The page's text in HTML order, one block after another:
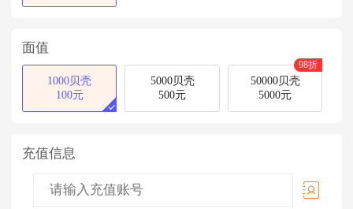
面值
1000贝壳
100元
5000贝壳
500元
98折
50000贝壳
5000元
充值信息